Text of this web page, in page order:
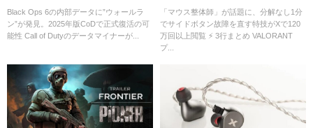
CoDで正式復活の可能性
Black Ops 6の内部データに”ウォールラ
ン”が発見。2025年版CoDで正式復活の可
能性 Call of Dutyのデータマイナーが...
分解なしで故障を直す圧倒的手
技
「マウス整体師」が話題に、分解なし1分
でサイドボタン故障を直す特技がXで120
万回以上閲覧 ⚡ 3行まとめ VALORANT
プ...